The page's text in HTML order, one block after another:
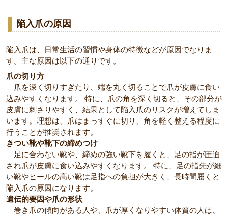
陥入爪の原因
陥入爪は、日常生活の習慣や身体の特徴などが原因でなりま
す。主な原因は以下の通りです。
爪の切り方
爪を深く切りすぎたり、端を丸く切ることで爪が皮膚に食い
込みやすくなります。 特に、爪の角を深く切ると、その部分が
皮膚に刺さりやすく、結果として陥入爪のリスクが増えてしま
います。理想は、爪はまっすぐに切り、角を軽く整える程度に
行うことが推奨されます。
きつい靴や靴下の締めつけ
足に合わない靴や、締めの強い靴下を履くと、足の指が圧迫
され爪が皮膚に食い込みやすくなります。 特に、足の指先が細
い靴やヒールの高い靴は足指への負担が大きく、長時間履くと
陥入爪の原因になります。
遺伝的要因や爪の形状
巻き爪の傾向がある人や、爪が厚くなりやすい体質の人は、